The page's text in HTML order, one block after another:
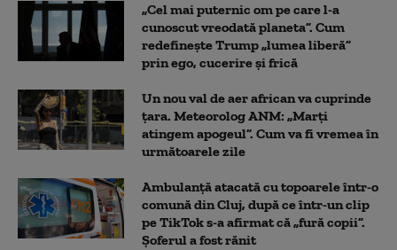
„Cel mai puternic om pe care l-a
cunoscut vreodată planeta”. Cum
redefinește Trump „lumea liberă”
prin ego, cucerire și frică
Un nou val de aer african va cuprinde
țara. Meteorolog ANM: „Marți
atingem apogeul”. Cum va fi vremea în
următoarele zile
Ambulanţă atacată cu topoarele într-o
comună din Cluj, după ce într-un clip
pe TikTok s-a afirmat că „fură copii”.
Șoferul a fost rănit